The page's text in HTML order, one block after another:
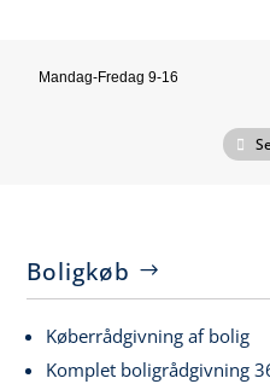
Mandag-Fredag 9-16
Boligkøb
Køberrådgivning af bolig
Komplet boligrådgivning